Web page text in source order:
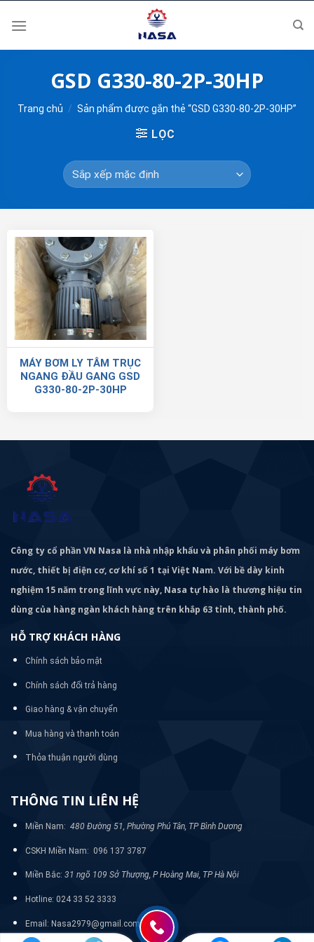
GSD G330-80-2P-30HP
Trang chủ / Sản phẩm được gắn thẻ “GSD G330-80-2P-30HP”
LỌC
MÁY BƠM LY TÂM TRỤC
NGANG ĐẦU GANG GSD
G330-80-2P-30HP
Công ty cổ phần VN Nasa là nhà nhập khẩu và phân phối máy bơm
nước, thiết bị điện cơ, cơ khí số 1 tại Việt Nam. Với bề dày kinh
nghiệm 15 năm trong lĩnh vực này, Nasa tự hào là thương hiệu tin
dùng của hàng ngàn khách hàng trên khắp 63 tỉnh, thành phố.
HỖ TRỢ KHÁCH HÀNG
Chính sách bảo mật
Chính sách đổi trả hàng
Giao hàng & vận chuyển
Mua hàng và thanh toán
Thỏa thuận người dùng
THÔNG TIN LIÊN HỆ
Miền Nam: 480 Đường 51, Phường Phú Tân, TP Bình Dương
CSKH Miền Nam: 096 137 3787
Miền Bắc: 31 ngõ 109 Sở Thượng, P Hoàng Mai, TP Hà Nội
Hotline: 024 33 52 3333
Email: Nasa2979@gmail.com